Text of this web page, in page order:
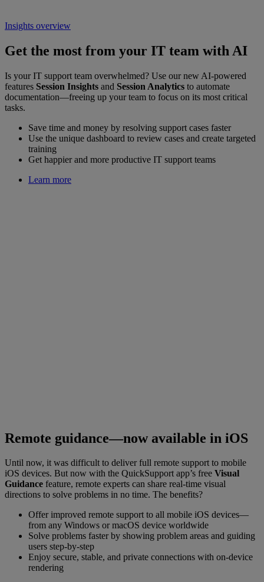
Insights overview
Get the most from your IT team with AI
Is your IT support team overwhelmed? Use our new AI-powered
features Session Insights and Session Analytics to automate
documentation—freeing up your team to focus on its most critical
tasks.
Save time and money by resolving support cases faster
Use the unique dashboard to review cases and create targeted
training
Get happier and more productive IT support teams
Learn more
Remote guidance—now available in iOS
Until now, it was difficult to deliver full remote support to mobile
iOS devices. But now with the QuickSupport app’s free Visual
Guidance feature, remote experts can share real-time visual
directions to solve problems in no time. The benefits?
Offer improved remote support to all mobile iOS devices—
from any Windows or macOS device worldwide
Solve problems faster by showing problem areas and guiding
users step-by-step
Enjoy secure, stable, and private connections with on-device
rendering